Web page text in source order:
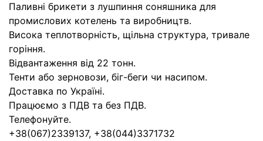
Паливні брикети з лушпиння соняшника для
промислових котелень та виробництв.
Висока теплотворність, щільна структура, тривале
горіння.
Відвантаження від 22 тонн.
Тенти або зерновози, біг-беги чи насипом.
Доставка по Україні.
Працюємо з ПДВ та без ПДВ.
Телефонуйте.
+38(067)2339137, +38(044)3371732